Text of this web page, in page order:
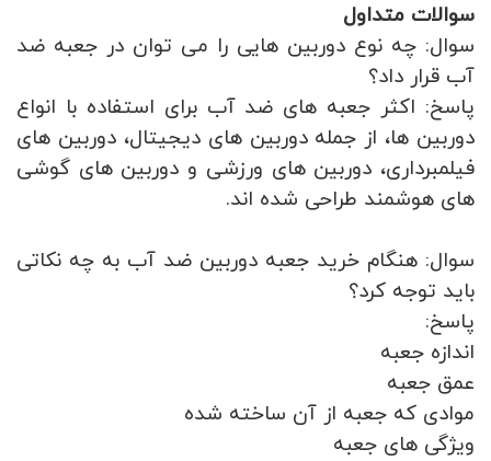
سوالات متداول
سوال: چه نوع دوربین هایی را می توان در جعبه ضد
آب قرار داد؟
پاسخ: اکثر جعبه های ضد آب برای استفاده با انواع
دوربین ها، از جمله دوربین های دیجیتال، دوربین های
فیلمبرداری، دوربین های ورزشی و دوربین های گوشی
های هوشمند طراحی شده اند.
سوال: هنگام خرید جعبه دوربین ضد آب به چه نکاتی
باید توجه کرد؟
پاسخ:
اندازه جعبه
عمق جعبه
موادی که جعبه از آن ساخته شده
ویژگی های جعبه